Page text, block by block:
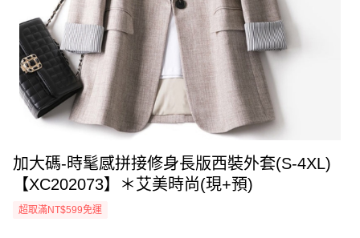
加大碼-時髦感拼接修身長版西裝外套(S-4XL)
【XC202073】＊艾美時尚(現+預)
超取滿NT$599免運